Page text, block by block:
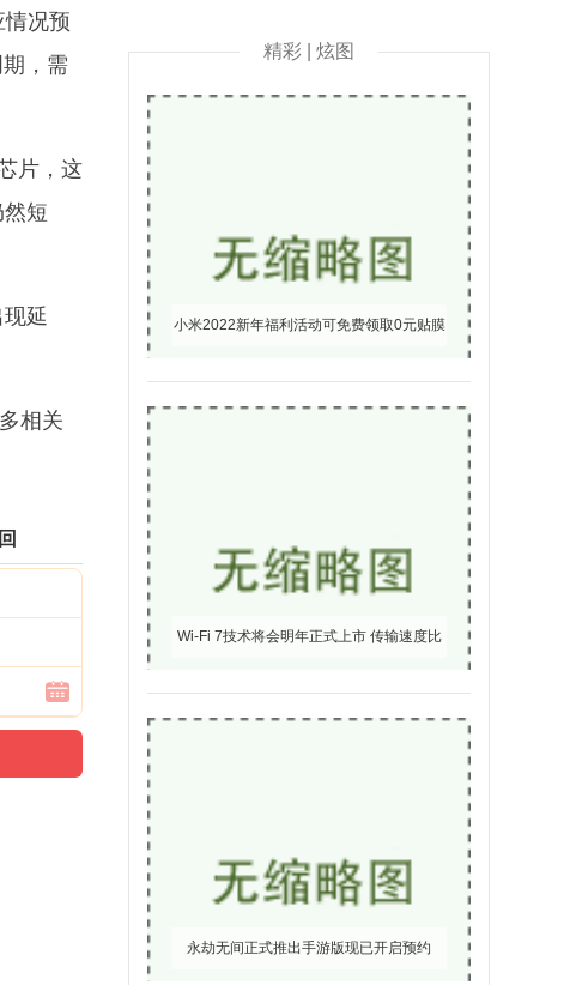
况预
，需
片，这
短
延
相关
精彩 | 炫图
小米2022新年福利活动可免费领取0元贴膜
Wi-Fi 7技术将会明年正式上市 传输速度比
永劫无间正式推出手游版现已开启预约